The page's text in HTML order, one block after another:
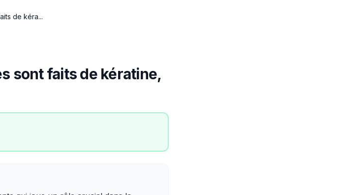
de kéra...
sont faits de kératine,